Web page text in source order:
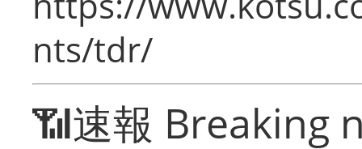
nts/tdr/
📶速報 Breaking